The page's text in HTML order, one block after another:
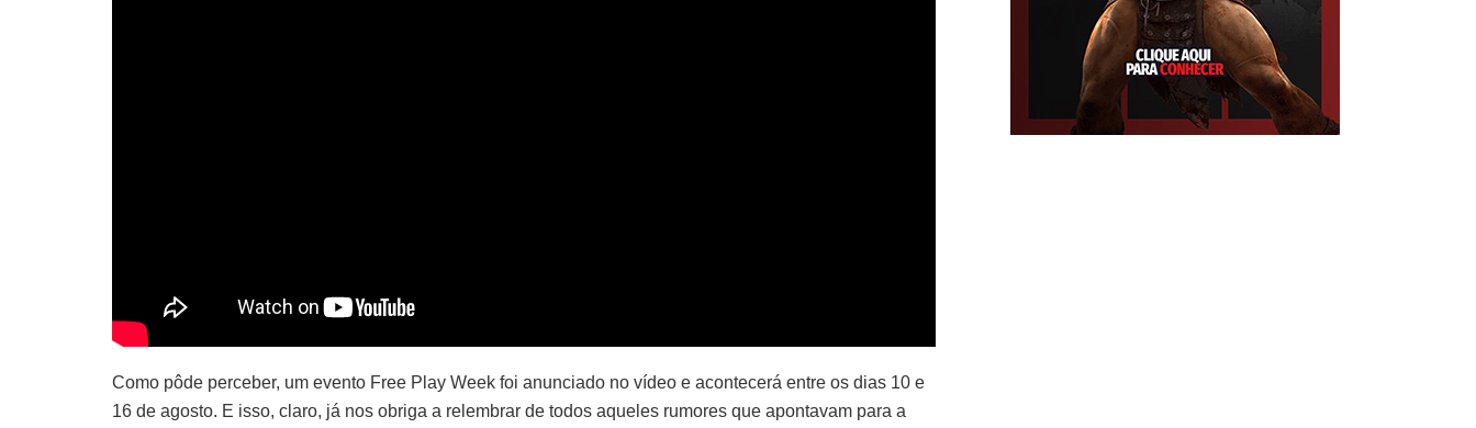
Como pôde perceber, um evento Free Play Week foi anunciado no vídeo e acontecerá entre os dias 10 e
16 de agosto. E isso, claro, já nos obriga a relembrar de todos aqueles rumores que apontavam para a